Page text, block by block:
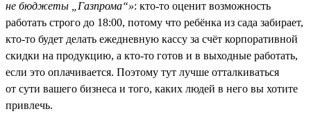
не бюджеты „Газпрома“»: кто-то оценит возможность
работать строго до 18:00, потому что ребёнка из сада забирает,
кто-то будет делать ежедневную кассу за счёт корпоративной
скидки на продукцию, а кто-то готов и в выходные работать,
если это оплачивается. Поэтому тут лучше отталкиваться
от сути вашего бизнеса и того, каких людей в него вы хотите
привлечь.